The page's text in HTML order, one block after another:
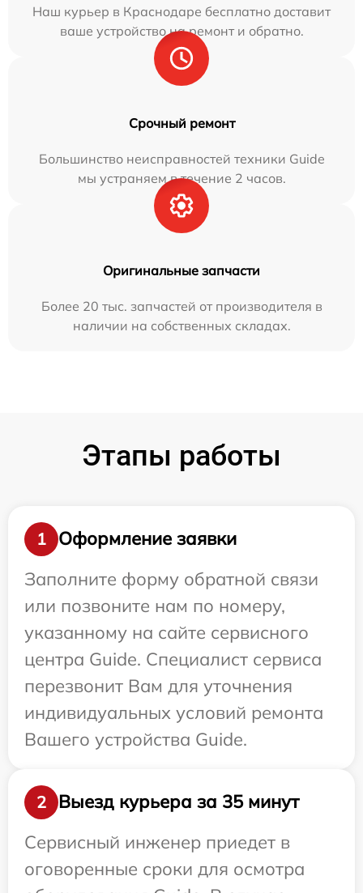
Наш курьер в Краснодаре бесплатно доставит
ваше устройство на ремонт и обратно.
Срочный ремонт
Большинство неисправностей техники Guide
мы устраняем в течение 2 часов.
Оригинальные запчасти
Более 20 тыс. запчастей от производителя в
наличии на собственных складах.
Этапы работы
1
Оформление заявки
Заполните форму обратной связи
или позвоните нам по номеру,
указанному на сайте сервисного
центра Guide. Специалист сервиса
перезвонит Вам для уточнения
индивидуальных условий ремонта
Вашего устройства Guide.
2
Выезд курьера за 35 минут
Сервисный инженер приедет в
оговоренные сроки для осмотра